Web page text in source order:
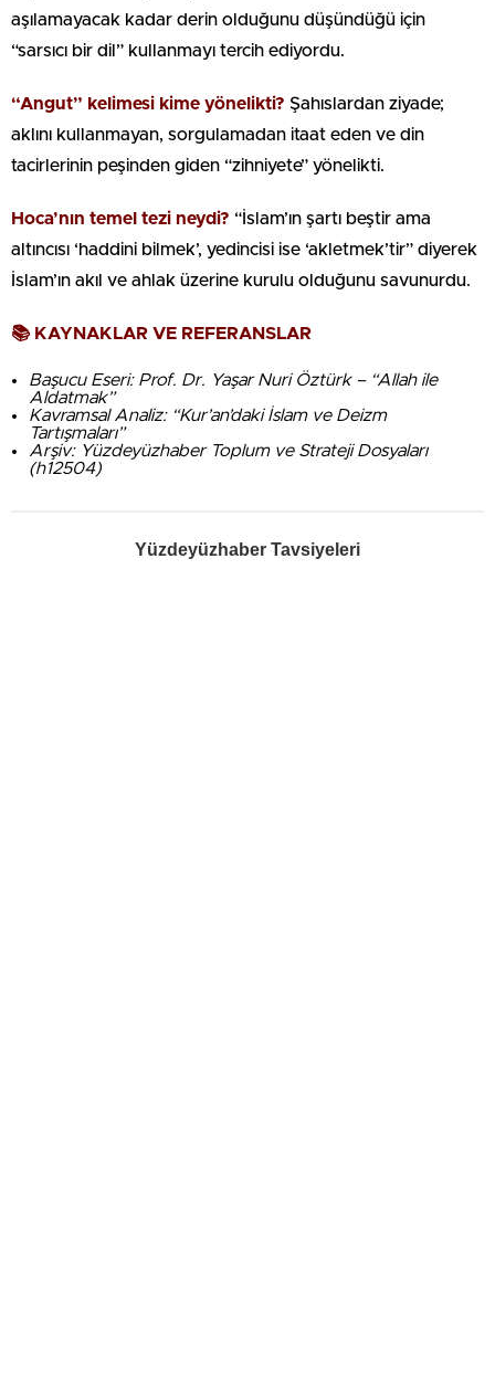
aşılamayacak kadar derin olduğunu düşündüğü için
“sarsıcı bir dil” kullanmayı tercih ediyordu.
“Angut” kelimesi kime yönelikti? Şahıslardan ziyade;
aklını kullanmayan, sorgulamadan itaat eden ve din
tacirlerinin peşinden giden “zihniyete” yönelikti.
Hoca’nın temel tezi neydi? “İslam’ın şartı beştir ama
altıncısı ‘haddini bilmek’, yedincisi ise ‘akletmek’tir” diyerek
İslam’ın akıl ve ahlak üzerine kurulu olduğunu savunurdu.
📚 KAYNAKLAR VE REFERANSLAR
Başucu Eseri: Prof. Dr. Yaşar Nuri Öztürk – “Allah ile
Aldatmak”
Kavramsal Analiz: “Kur’an’daki İslam ve Deizm
Tartışmaları”
Arşiv: Yüzdeyüzhaber Toplum ve Strateji Dosyaları
(h12504)
Yüzdeyüzhaber Tavsiyeleri